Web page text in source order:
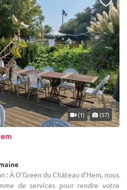
(1) (57)
: À O'Green du Château d'Hem, nous
de services pour rendre votre